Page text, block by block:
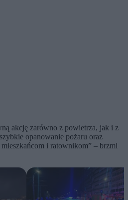
akcję zarówno z powietrza, jak i z
opanowanie pożaru oraz
i ratownikom” – brzmi